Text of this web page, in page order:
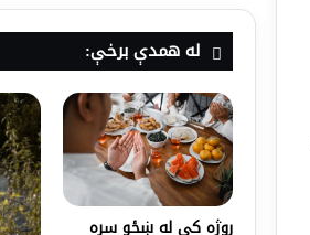
له همدې برخې:
روژه کې له ښځو سره